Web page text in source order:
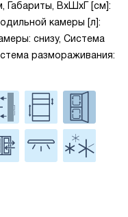
Габариты, ВxШxГ [см]:
камеры [л]:
снизу, Система
размораживания: